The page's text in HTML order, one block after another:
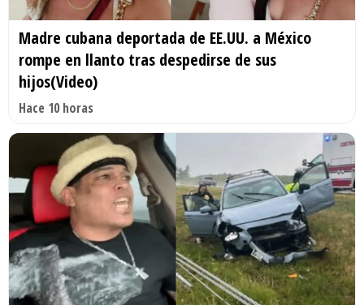
Madre cubana deportada de EE.UU. a México
rompe en llanto tras despedirse de sus
hijos(Video)
Hace 10 horas